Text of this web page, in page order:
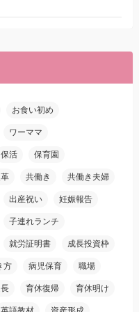
お食い初め
ワーママ
保活 保育園
共働き 共働き夫婦
出産祝い 妊娠報告
子連れランチ
就労証明書 成長投資枠
方 病児保育 職場
育休復帰 育休明け